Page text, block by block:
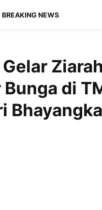
BREAKING NEWS
Ziarah
di